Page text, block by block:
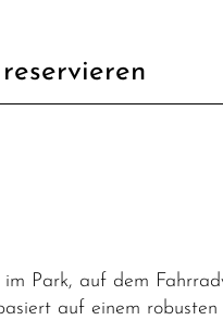
Park, auf dem
auf einem